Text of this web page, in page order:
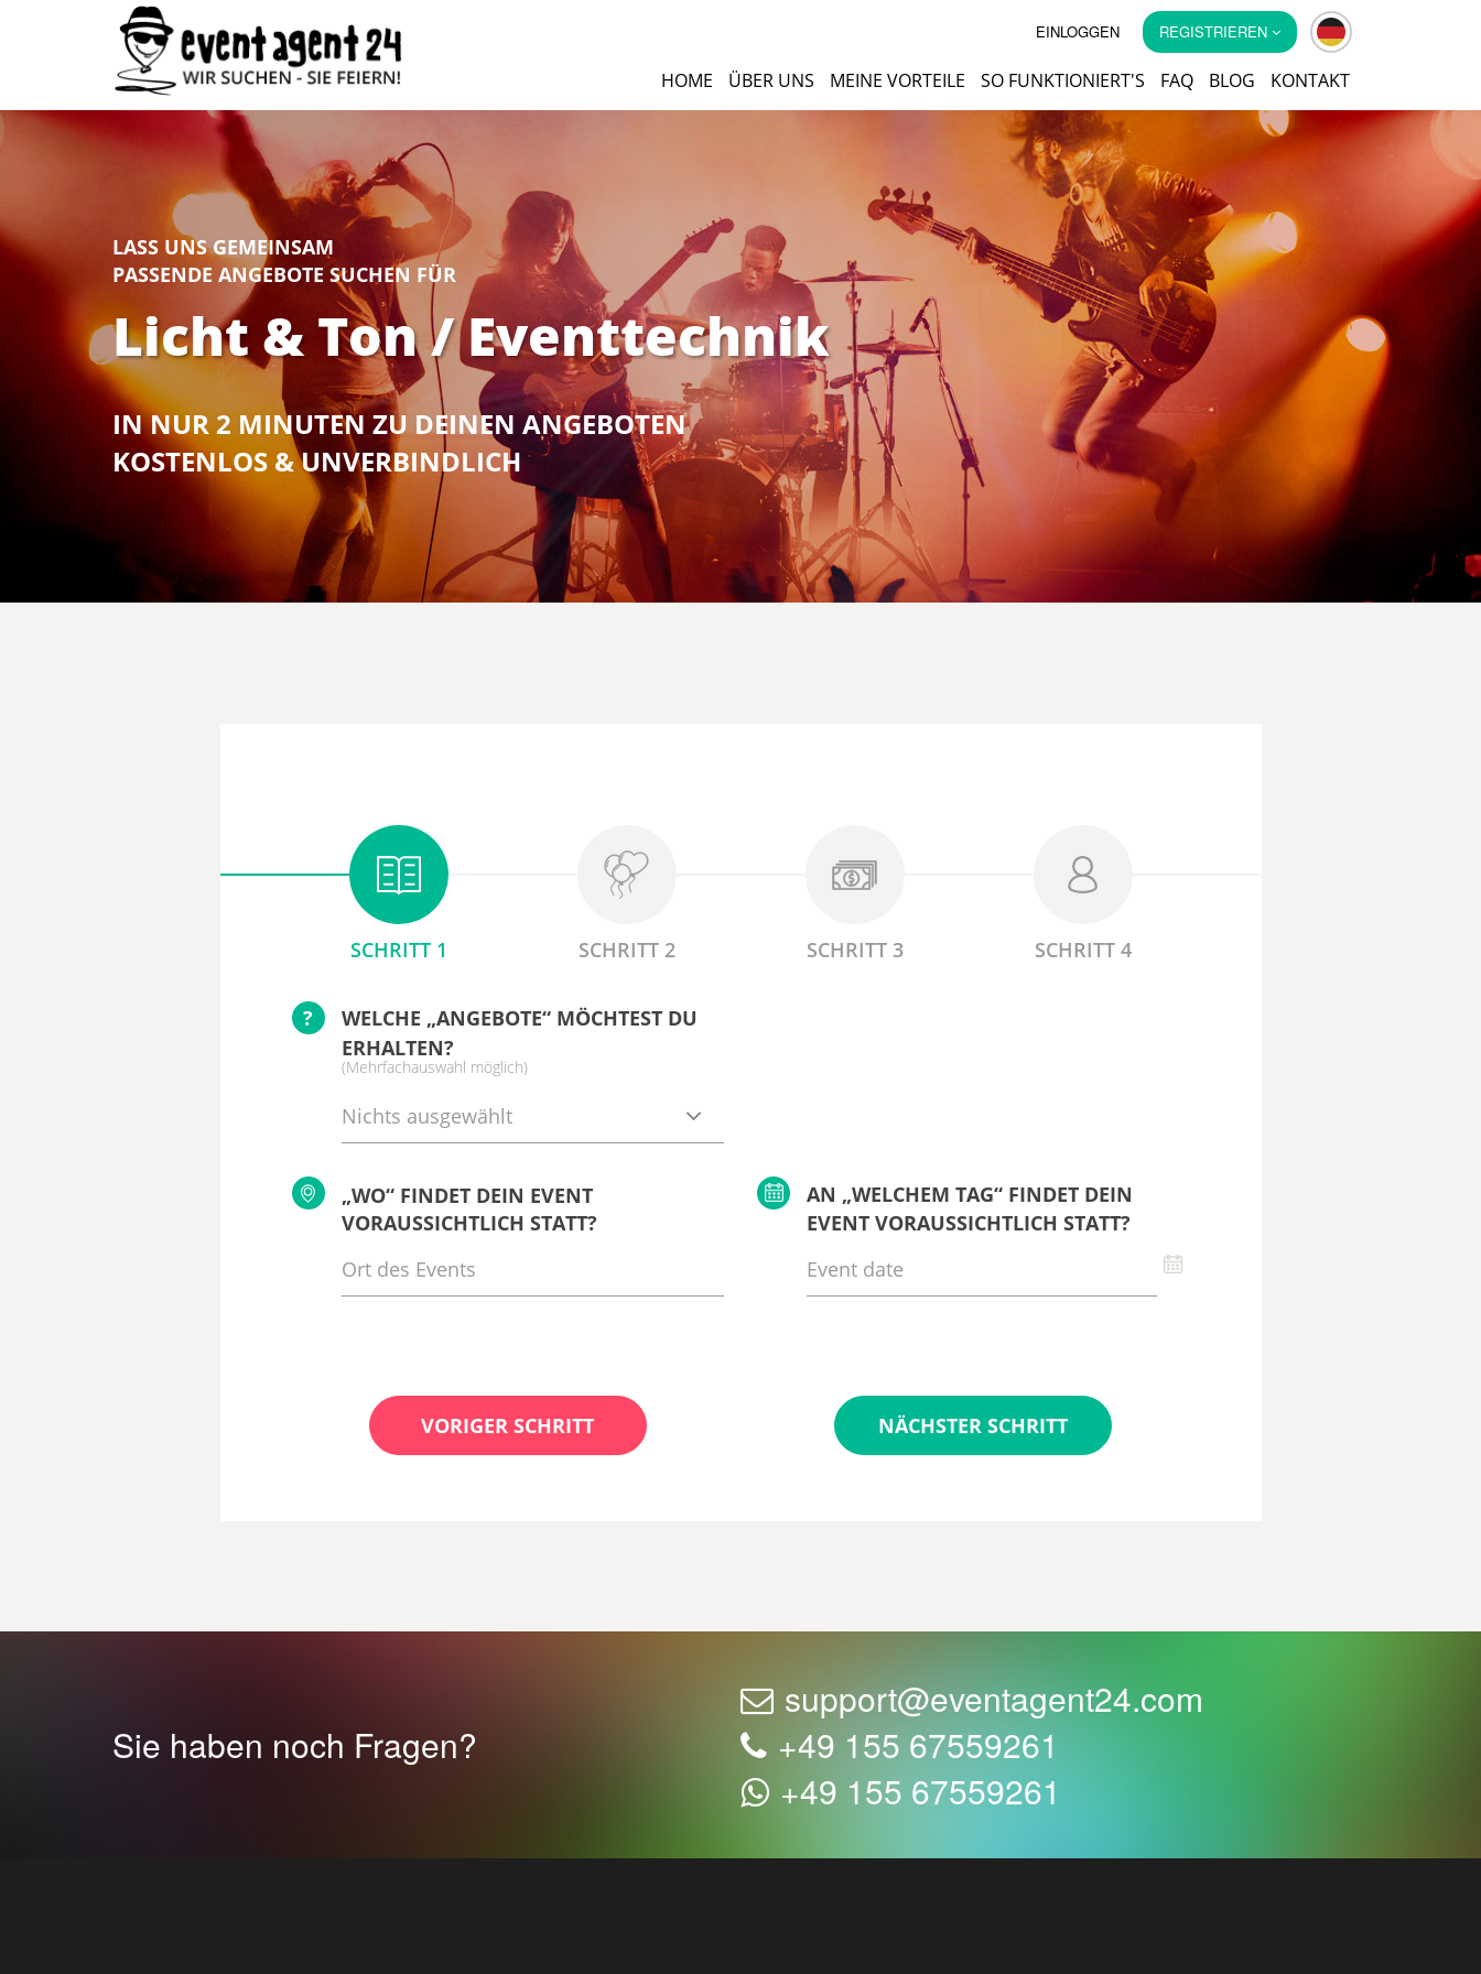
EINLOGGEN REGISTRIEREN
HOME ÜBER UNS MEINE VORTEILE SO FUNKTIONIERT'S FAQ BLOG KONTAKT
LASS UNS GEMEINSAM
PASSENDE ANGEBOTE SUCHEN FÜR
Licht & Ton / Eventtechnik
IN NUR 2 MINUTEN ZU DEINEN ANGEBOTEN
KOSTENLOS & UNVERBINDLICH
SCHRITT 1 SCHRITT 2 SCHRITT 3 SCHRITT 4
?
WELCHE „ANGEBOTE“ MÖCHTEST DU
ERHALTEN?
(Mehrfachauswahl möglich)
Nichts ausgewählt
„WO“ FINDET DEIN EVENT
VORAUSSICHTLICH STATT?
AN „WELCHEM TAG“ FINDET DEIN
EVENT VORAUSSICHTLICH STATT?
VORIGER SCHRITT NÄCHSTER SCHRITT
Sie haben noch Fragen?
support@eventagent24.com
+49 155 67559261
+49 155 67559261